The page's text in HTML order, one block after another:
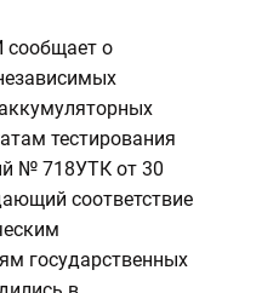
о
тестирования
№ 718УТК от 30
соответствие
государственных